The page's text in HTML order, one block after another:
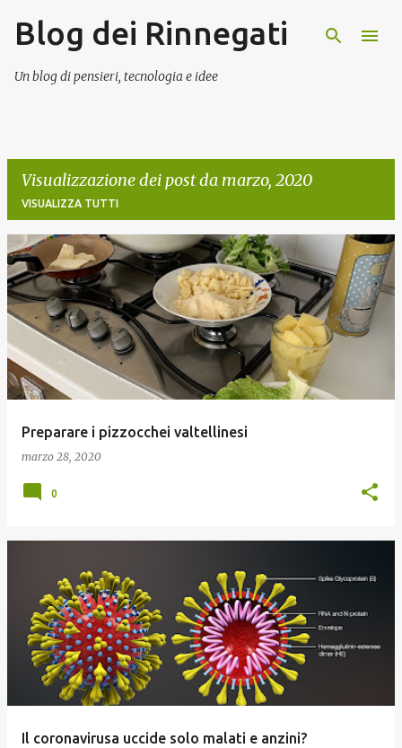
Passa ai contenuti principali
Blog dei Rinnegati
Un blog di pensieri, tecnologia e idee
Visualizzazione dei post da marzo, 2020
VISUALIZZA TUTTI
P
o
s
t
Preparare i pizzocchei valtellinesi
marzo 28, 2020
0
Il coronavirusa uccide solo malati e anzini?